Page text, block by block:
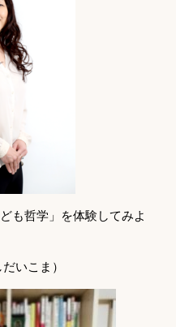
も哲学」を体験してみよ
いこま）